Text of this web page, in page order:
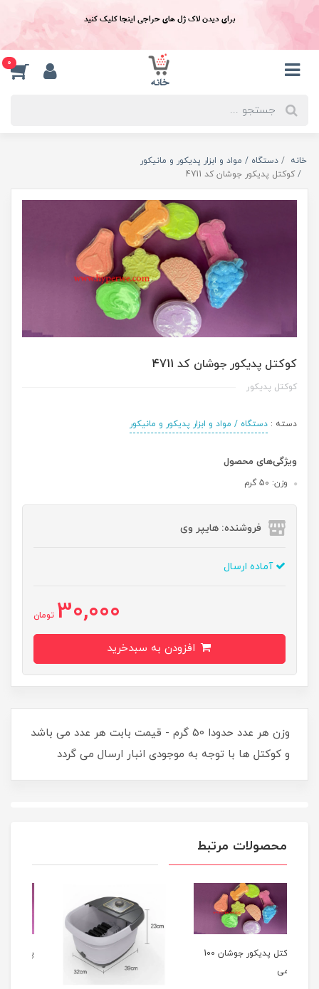
برای دیدن لاک ژل های حراجی اینجا کلیک کنید
0
خانه
دستگاه / مواد و ابزار پدیکور و مانیکور
کوکتل پدیکور جوشان کد 4711
کوکتل پدیکور جوشان کد 4711
کوکتل پدیکور
دسته : دستگاه / مواد و ابزار پدیکور و مانیکور
ویژگی‌های محصول
وزن: 50 گرم
فروشنده: هایپر وی
آماده ارسال
30,000 تومان
وزن هر عدد حدودا 50 گرم - قیمت بابت هر عدد می باشد
و کوکتل ها با توجه به موجودی انبار ارسال می گردد
محصولات مرتبط
پد بين انگشت پديکور